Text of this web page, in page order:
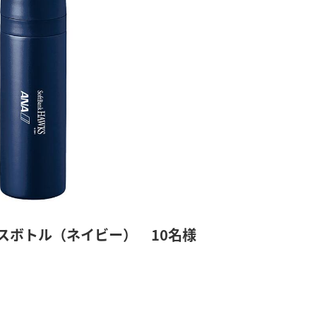
ボトル（ネイビー） 10名様